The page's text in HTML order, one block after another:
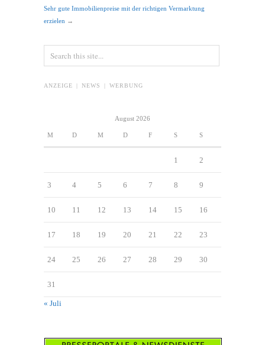
Sehr gute Immobilienpreise mit der richtigen Vermarktung
erzielen →
ANZEIGE | NEWS | WERBUNG
August 2026
M D M D F S S
1 2
3 4 5 6 7 8 9
10 11 12 13 14 15 16
17 18 19 20 21 22 23
24 25 26 27 28 29 30
31
« Juli